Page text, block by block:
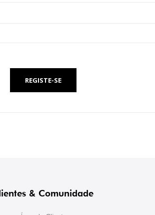
REGISTE-SE
& Comunidade